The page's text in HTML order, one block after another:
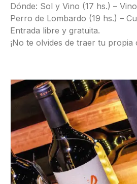
Dónde: Sol y Vino (17 hs.) –
Perro de Lombardo (19 hs.) –
Entrada libre y gratuita.
¡No te olvides de traer tu propia